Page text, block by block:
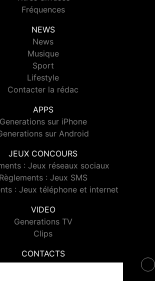
Fréquences
NEWS
News
Musique
Sport
Lifestyle
Contacter la rédac
APPS
Generations sur iPhone
sur Android
JEUX CONCOURS
: Jeux réseaux sociaux
Règlements : Jeux SMS
: Jeux téléphone et internet
VIDEO
Generations TV
Clips
CONTACTS
Contacter Generations